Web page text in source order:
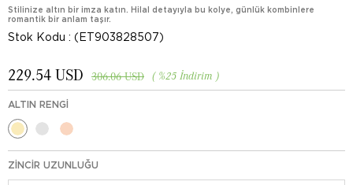
Stilinize altın bir imza katın. Hilal detayıyla bu kolye, günlük kombinlere
romantik bir anlam taşır.
Stok Kodu (ET903828507)
%25 İndirim
306.06 USD
229.54 USD
ALTIN RENGI
ZINCIR UZUNLUĞU